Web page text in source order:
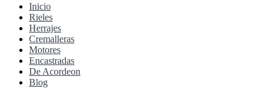
Inicio
Rieles
Herrajes
Cremalleras
Motores
Encastradas
De Acordeon
Blog